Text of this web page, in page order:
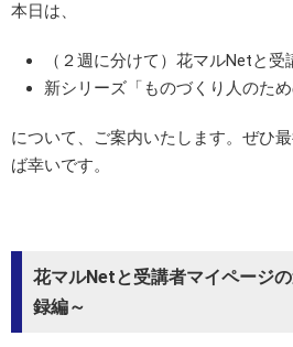
本日は、
（２週に分けて）花マルNetと
新シリーズ「ものづくり人のた
について、ご案内いたします。ぜひ
ば幸いです。
花マルNetと受講者マイページ
録編～